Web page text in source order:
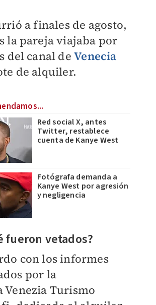
a finales de agosto,
la pareja viajaba por
del canal deVenecia
de alquiler.
Red social X, antes
Twitter, restablece
cuenta de Kanye West
Fotógrafa demanda a
Kanye West por agresión
y negligencia
fueron vetados?
con los informes
por la
Venezia Turismo